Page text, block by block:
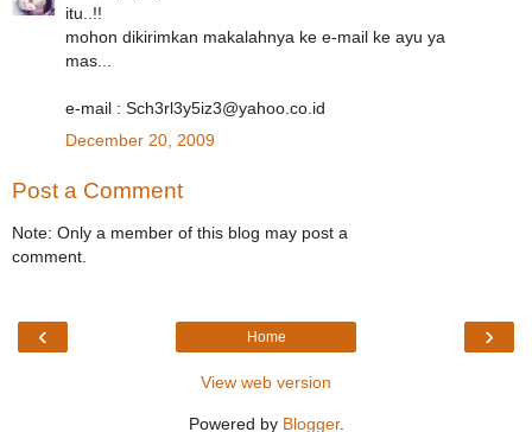
itu..!!
mohon dikirimkan makalahnya ke e-mail ke ayu ya
mas...
e-mail : Sch3rl3y5iz3@yahoo.co.id
December 20, 2009
Post a Comment
Note: Only a member of this blog may post a
comment.
‹ ›
Home
View web version
Powered by Blogger.